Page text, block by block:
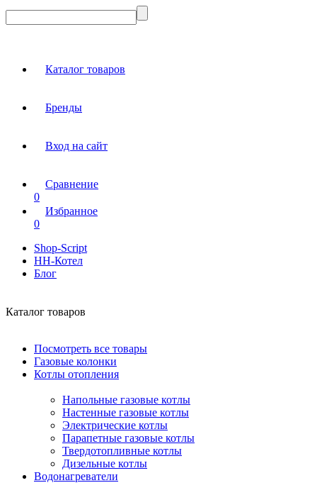
Каталог товаров
Бренды
Вход на сайт
Сравнение
0
Избранное
0
Shop-Script
НН-Котел
Блог
Каталог товаров
Посмотреть все товары
Газовые колонки
Котлы отопления
Напольные газовые котлы
Настенные газовые котлы
Электрические котлы
Парапетные газовые котлы
Твердотопливные котлы
Дизельные котлы
Водонагреватели